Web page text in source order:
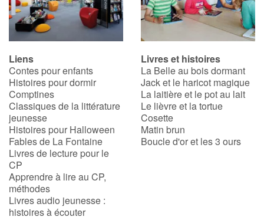
Liens
Contes pour enfants
Histoires pour dormir
Comptines
Classiques de la littérature
jeunesse
Histoires pour Halloween
Fables de La Fontaine
Livres de lecture pour le
CP
Apprendre à lire au CP,
méthodes
Livres audio jeunesse :
histoires à écouter
Livres et histoires
La Belle au bois dormant
Jack et le haricot magique
La laitière et le pot au lait
Le lièvre et la tortue
Cosette
Matin brun
Boucle d'or et les 3 ours